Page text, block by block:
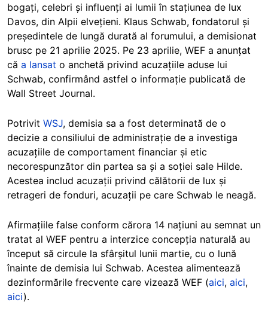
bogați, celebri și influenți ai lumii în stațiunea de lux
Davos, din Alpii elvețieni. Klaus Schwab, fondatorul și
președintele de lungă durată al forumului, a demisionat
brusc pe 21 aprilie 2025. Pe 23 aprilie, WEF a anunțat
că a lansat o anchetă privind acuzațiile aduse lui
Schwab, confirmând astfel o informație publicată de
Wall Street Journal.
Potrivit WSJ, demisia sa a fost determinată de o
decizie a consiliului de administrație de a investiga
acuzațiile de comportament financiar și etic
necorespunzător din partea sa și a soției sale Hilde.
Acestea includ acuzații privind călătorii de lux și
retrageri de fonduri, acuzații pe care Schwab le neagă.
Afirmațiile false conform cărora 14 națiuni au semnat un
tratat al WEF pentru a interzice concepția naturală au
început să circule la sfârșitul lunii martie, cu o lună
înainte de demisia lui Schwab. Acestea alimentează
dezinformările frecvente care vizează WEF (aici, aici,
aici).